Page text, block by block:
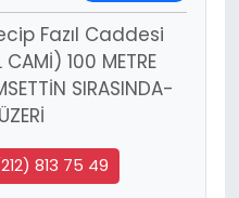
Fazıl Caddesi
100 METRE
SIRASINDA-
813 75 49